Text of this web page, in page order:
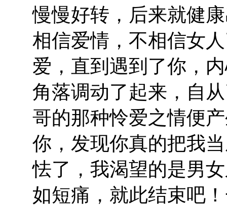
慢慢好转，后来就健
相信爱情，不相信女
爱，直到遇到了你，
角落调动了起来，自
哥的那种怜爱之情便
你，发现你真的把我
怯了，我渴望的是男
如短痛，就此结束吧